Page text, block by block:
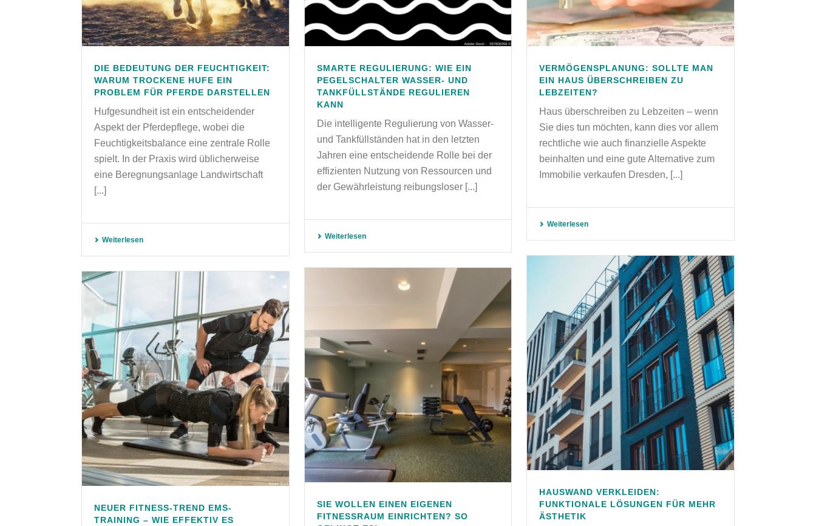
DIE BEDEUTUNG DER FEUCHTIGKEIT:
WARUM TROCKENE HUFE EIN
PROBLEM FÜR PFERDE DARSTELLEN
Hufgesundheit ist ein entscheidender
Aspekt der Pferdepflege, wobei die
Feuchtigkeitsbalance eine zentrale Rolle
spielt. In der Praxis wird üblicherweise
eine Beregnungsanlage Landwirtschaft
[...]
Weiterlesen
SMARTE REGULIERUNG: WIE EIN
PEGELSCHALTER WASSER- UND
TANKFÜLLSTÄNDE REGULIEREN
KANN
Die intelligente Regulierung von Wasser-
und Tankfüllständen hat in den letzten
Jahren eine entscheidende Rolle bei der
effizienten Nutzung von Ressourcen und
der Gewährleistung reibungsloser [...]
Weiterlesen
VERMÖGENSPLANUNG: SOLLTE MAN
EIN HAUS ÜBERSCHREIBEN ZU
LEBZEITEN?
Haus überschreiben zu Lebzeiten – wenn
Sie dies tun möchten, kann dies vor allem
rechtliche wie auch finanzielle Aspekte
beinhalten und eine gute Alternative zum
Immobilie verkaufen Dresden, [...]
Weiterlesen
HAUSWAND VERKLEIDEN:
FUNKTIONALE LÖSUNGEN FÜR MEHR
ÄSTHETIK
SIE WOLLEN EINEN EIGENEN
FITNESSRAUM EINRICHTEN? SO
NEUER FITNESS-TREND EMS-
TRAINING – WIE EFFEKTIV ES